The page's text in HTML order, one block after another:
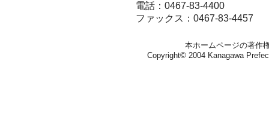
電話：0467-83-4400
ファックス：0467-83-4457
本ホームページの著作
Copyright© 2004 Kanagawa